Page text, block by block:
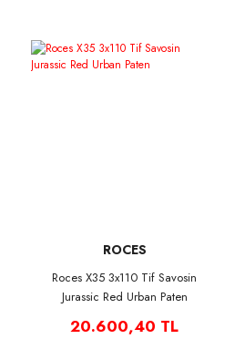
ROCES
Roces X35 3x110 Tif Savosin
Jurassic Red Urban Paten
20.600,40 TL